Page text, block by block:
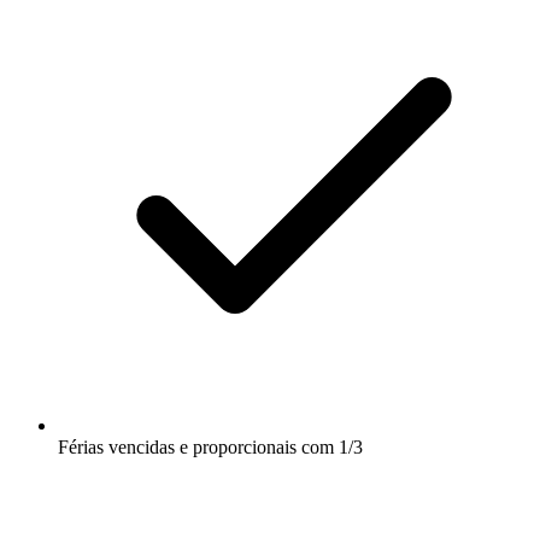
Férias vencidas e proporcionais com 1/3